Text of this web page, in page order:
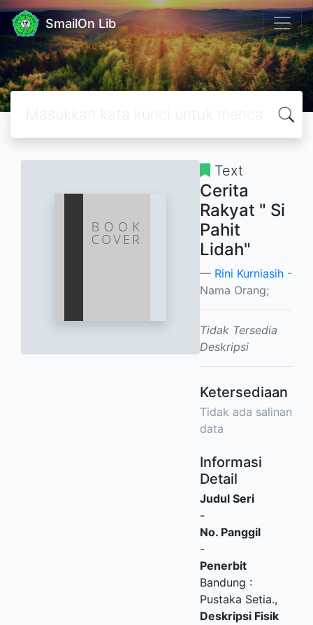
SmailOn Lib
Text
Cerita
Rakyat " Si
Pahit
Lidah"
Rini Kurniasih -
Nama Orang;
Tidak Tersedia
Deskripsi
Ketersediaan
Tidak ada salinan
data
Informasi
Detail
Judul Seri
-
No. Panggil
-
Penerbit
Bandung :
Pustaka Setia.,
Deskripsi Fisik